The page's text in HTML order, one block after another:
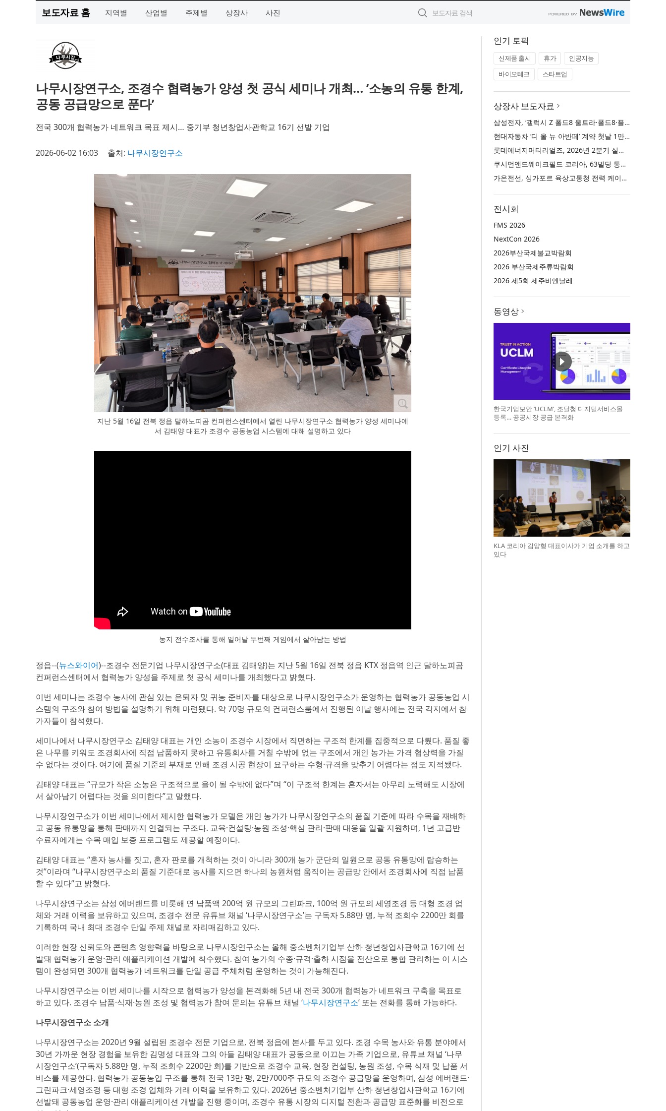
보도자료 홈 지역별 산업별 주제별 상장사 사진
나무시장연구소, 조경수 협력농가 양성 첫 공식 세미나 개최… ‘소농의 유통 한계,
공동 공급망으로 푼다’
전국 300개 협력농가 네트워크 목표 제시… 중기부 청년창업사관학교 16기 선발 기업
2026-06-02 16:03 출처: 나무시장연구소
지난 5월 16일 전북 정읍 달하노피곰 컨퍼런스센터에서 열린 나무시장연구소 협력농가 양성 세미나에
서 김태양 대표가 조경수 공동농업 시스템에 대해 설명하고 있다
농지 전수조사를 통해 일어날 두번째 게임에서 살아남는 방법
정읍--(뉴스와이어)--조경수 전문기업 나무시장연구소(대표 김태양)는 지난 5월 16일 전북 정읍 KTX 정읍역 인근 달하노피곰
컨퍼런스센터에서 협력농가 양성을 주제로 첫 공식 세미나를 개최했다고 밝혔다.
이번 세미나는 조경수 농사에 관심 있는 은퇴자 및 귀농 준비자를 대상으로 나무시장연구소가 운영하는 협력농가 공동농업 시
스템의 구조와 참여 방법을 설명하기 위해 마련됐다. 약 70명 규모의 컨퍼런스룸에서 진행된 이날 행사에는 전국 각지에서 참
가자들이 참석했다.
세미나에서 나무시장연구소 김태양 대표는 개인 소농이 조경수 시장에서 직면하는 구조적 한계를 집중적으로 다뤘다. 품질 좋
은 나무를 키워도 조경회사에 직접 납품하지 못하고 유통회사를 거칠 수밖에 없는 구조에서 개인 농가는 가격 협상력을 가질
수 없다는 것이다. 여기에 품질 기준의 부재로 인해 조경 시공 현장이 요구하는 수형·규격을 맞추기 어렵다는 점도 지적됐다.
김태양 대표는 “규모가 작은 소농은 구조적으로 을이 될 수밖에 없다”며 “이 구조적 한계는 혼자서는 아무리 노력해도 시장에
서 살아남기 어렵다는 것을 의미한다”고 말했다.
나무시장연구소가 이번 세미나에서 제시한 협력농가 모델은 개인 농가가 나무시장연구소의 품질 기준에 따라 수목을 재배하
고 공동 유통망을 통해 판매까지 연결되는 구조다. 교육·컨설팅·농원 조성·핵심 관리·판매 대응을 일괄 지원하며, 1년 고급반
수료자에게는 수목 매입 보증 프로그램도 제공할 예정이다.
김태양 대표는 “혼자 농사를 짓고, 혼자 판로를 개척하는 것이 아니라 300개 농가 군단의 일원으로 공동 유통망에 탑승하는
것”이라며 “나무시장연구소의 품질 기준대로 농사를 지으면 하나의 농원처럼 움직이는 공급망 안에서 조경회사에 직접 납품
할 수 있다”고 밝혔다.
나무시장연구소는 삼성 에버랜드를 비롯해 연 납품액 200억 원 규모의 그린파크, 100억 원 규모의 세영조경 등 대형 조경 업
체와 거래 이력을 보유하고 있으며, 조경수 전문 유튜브 채널 ‘나무시장연구소’는 구독자 5.88만 명, 누적 조회수 2200만 회를
기록하며 국내 최대 조경수 단일 주제 채널로 자리매김하고 있다.
이러한 현장 신뢰도와 콘텐츠 영향력을 바탕으로 나무시장연구소는 올해 중소벤처기업부 산하 청년창업사관학교 16기에 선
발돼 협력농가 운영·관리 애플리케이션 개발에 착수했다. 참여 농가의 수종·규격·출하 시점을 전산으로 통합 관리하는 이 시스
템이 완성되면 300개 협력농가 네트워크를 단일 공급 주체처럼 운영하는 것이 가능해진다.
나무시장연구소는 이번 세미나를 시작으로 협력농가 양성을 본격화해 5년 내 전국 300개 협력농가 네트워크 구축을 목표로
하고 있다. 조경수 납품·식재·농원 조성 및 협력농가 참여 문의는 유튜브 채널 ‘나무시장연구소’ 또는 전화를 통해 가능하다.
나무시장연구소 소개
나무시장연구소는 2020년 9월 설립된 조경수 전문 기업으로, 전북 정읍에 본사를 두고 있다. 조경 수목 농사와 유통 분야에서
30년 가까운 현장 경험을 보유한 김명성 대표와 그의 아들 김태양 대표가 공동으로 이끄는 가족 기업으로, 유튜브 채널 ‘나무
시장연구소’(구독자 5.88만 명, 누적 조회수 2200만 회)를 기반으로 조경수 교육, 현장 컨설팅, 농원 조성, 수목 식재 및 납품 서
비스를 제공한다. 협력농가 공동농업 구조를 통해 전국 13만 평, 2만7000주 규모의 조경수 공급망을 운영하며, 삼성 에버랜드·
그린파크·세영조경 등 대형 조경 업체와 거래 이력을 보유하고 있다. 2026년 중소벤처기업부 산하 청년창업사관학교 16기에
선발돼 공동농업 운영·관리 애플리케이션 개발을 진행 중이며, 조경수 유통 시장의 디지털 전환과 공급망 표준화를 비전으로
인기 토픽
신제품 출시 휴가
인공지능
바이오테크
스타트업
상장사 보도자료
삼성전자, ‘갤럭시 Z 폴드8 울트라·폴드8·플립8’과 ‘갤럭시 워치 울트라2·워치9’ 국내 공식 출시
현대자동차 ‘디 올 뉴 아반떼’ 계약 첫날 1만 대 돌파
롯데에너지머티리얼즈, 2026년 2분기 실적 발표… 전분기 대비 매출 증대
쿠시먼앤드웨이크필드 코리아, 63빌딩 통합 MD·공간 전략 수립 과정과 구현 사례 소개
가온전선, 싱가포르 육상교통청 전력 케이블 첫 공급 계약
전시회
FMS 2026
NextCon 2026
2026부산국제불교박람회
2026 부산국제주류박람회
2026 제5회 제주비엔날레
동영상
한국기업보안 ‘UCLM’, 조달청 디지털서비스몰
등록… 공공시장 공급 본격화
인기 사진
KLA 코리아 김양형 대표이사가 기업 소개를 하고
있다